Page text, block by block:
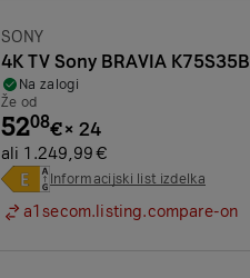
Znamka:
SONY
4K TV Sony BRAVIA K75S35B
Na zalogi
Že od
5208€× 24
ali 1.249,99 €
Informacijski list izdelka
a1secom.listing.compare-on